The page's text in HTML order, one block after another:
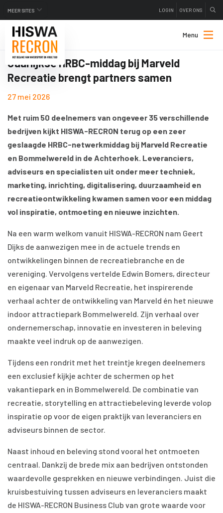
MEER SITES LOGIN OVER ONS
Menu
Jaarlijkse HRBC-middag bij Marveld
Recreatie brengt partners samen
27 mei 2026
Met ruim 50 deelnemers van ongeveer 35 verschillende
bedrijven kijkt HISWA-RECRON terug op een zeer
geslaagde HRBC-netwerkmiddag bij Marveld Recreatie
en Bommelwereld in de Achterhoek. Leveranciers,
adviseurs en specialisten uit onder meer techniek,
marketing, inrichting, digitalisering, duurzaamheid en
recreatieontwikkeling kwamen samen voor een middag
vol inspiratie, ontmoeting en nieuwe inzichten.
Na een warm welkom vanuit HISWA-RECRON nam Geert
Dijks de aanwezigen mee in de actuele trends en
ontwikkelingen binnen de recreatiebranche en de
vereniging. Vervolgens vertelde Edwin Bomers, directeur
en eigenaar van Marveld Recreatie, het inspirerende
verhaal achter de ontwikkeling van Marveld én het nieuwe
indoor attractiepark Bommelwereld. Zijn verhaal over
ondernemerschap, innovatie en investeren in beleving
maakte veel indruk op de aanwezigen.
Tijdens een rondrit met het treintje kregen deelnemers
een exclusief kijkje achter de schermen op het
vakantiepark en in Bommelwereld. De combinatie van
recreatie, storytelling en attractiebeleving leverde volop
inspiratie op voor de eigen praktijk van leveranciers en
adviseurs binnen de sector.
Naast inhoud en beleving stond vooral het ontmoeten
centraal. Dankzij de brede mix aan bedrijven ontstonden
waardevolle gesprekken en nieuwe verbindingen. Juist die
kruisbestuiving tussen adviseurs en leveranciers maakt
de HISWA-RECRON Business Club van grote waarde voor